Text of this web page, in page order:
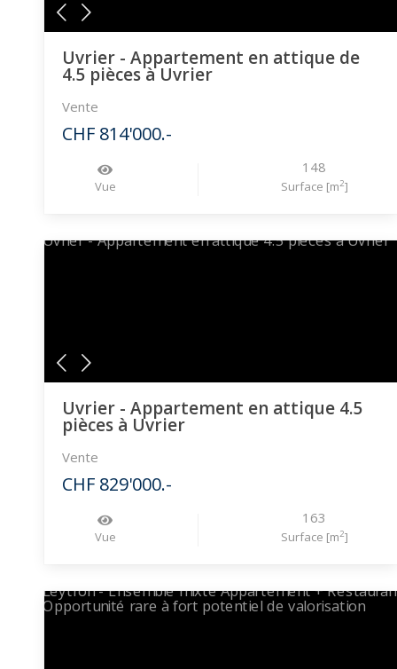
Uvrier - Appartement en attique de
4.5 pièces à Uvrier
Vente
CHF 814'000.-
Vue
148
Surface [m2]
Uvrier - Appartement en attique 4.5
pièces à Uvrier
Vente
CHF 829'000.-
Vue
163
Surface [m2]